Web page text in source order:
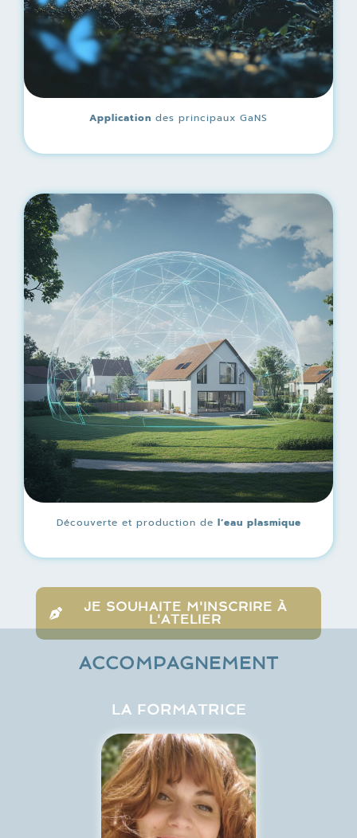
Application des principaux GaNS
Découverte et production de l’eau plasmique
JE SOUHAITE M'INSCRIRE À
L'ATELIER
ACCOMPAGNEMENT
LA FORMATRICE